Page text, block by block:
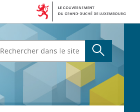
dans